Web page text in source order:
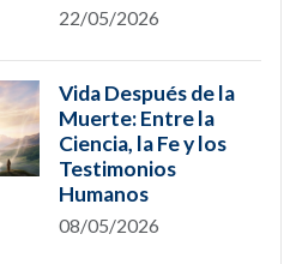
22/05/2026
Vida Después de la
Muerte: Entre la
Ciencia, la Fe y los
Testimonios
Humanos
08/05/2026